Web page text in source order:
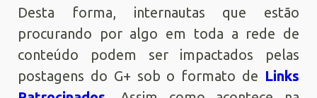
Desta forma, internautas que estão
procurando por algo em toda a rede de
conteúdo podem ser impactados pelas
postagens do G+ sob o formato de Links